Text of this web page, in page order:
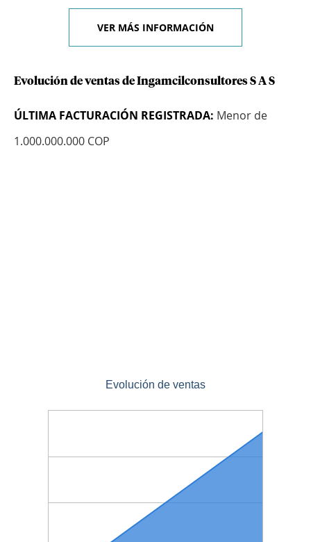
VER MÁS INFORMACIÓN
Evolución de ventas de Ingamcilconsultores S A S
ÚLTIMA FACTURACIÓN REGISTRADA: Menor de
1.000.000.000 COP
Evolución de ventas